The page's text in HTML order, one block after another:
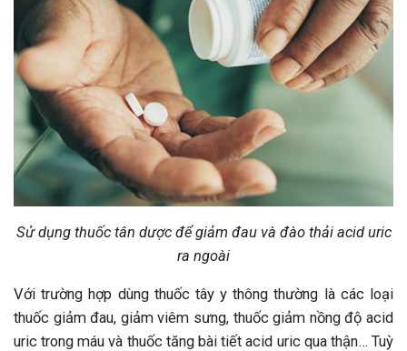
Sử dụng thuốc tân dược để giảm đau và đào thải acid uric
ra ngoài
Với trường hợp dùng thuốc tây y thông thường là các loại
thuốc giảm đau, giảm viêm sưng, thuốc giảm nồng độ acid
uric trong máu và thuốc tăng bài tiết acid uric qua thận… Tuỳ